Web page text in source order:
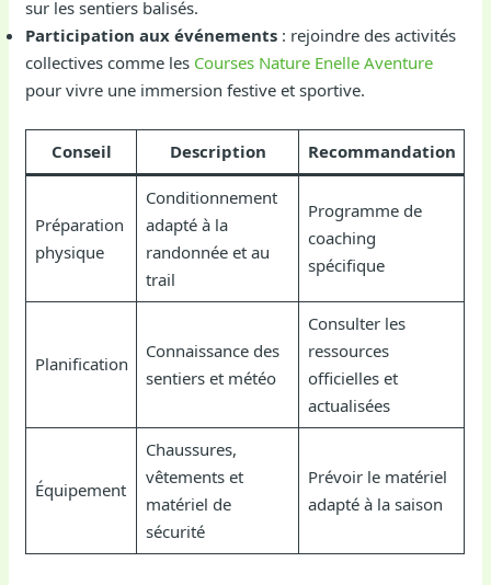
sur les sentiers balisés.
Participation aux événements : rejoindre des activités
collectives comme les Courses Nature Enelle Aventure
pour vivre une immersion festive et sportive.
Conseil Description Recommandation
Préparation
physique
Conditionnement
adapté à la
randonnée et au
trail
Programme de
coaching
spécifique
Planification
Connaissance des
sentiers et météo
Consulter les
ressources
officielles et
actualisées
Équipement
Chaussures,
vêtements et
matériel de
sécurité
Prévoir le matériel
adapté à la saison